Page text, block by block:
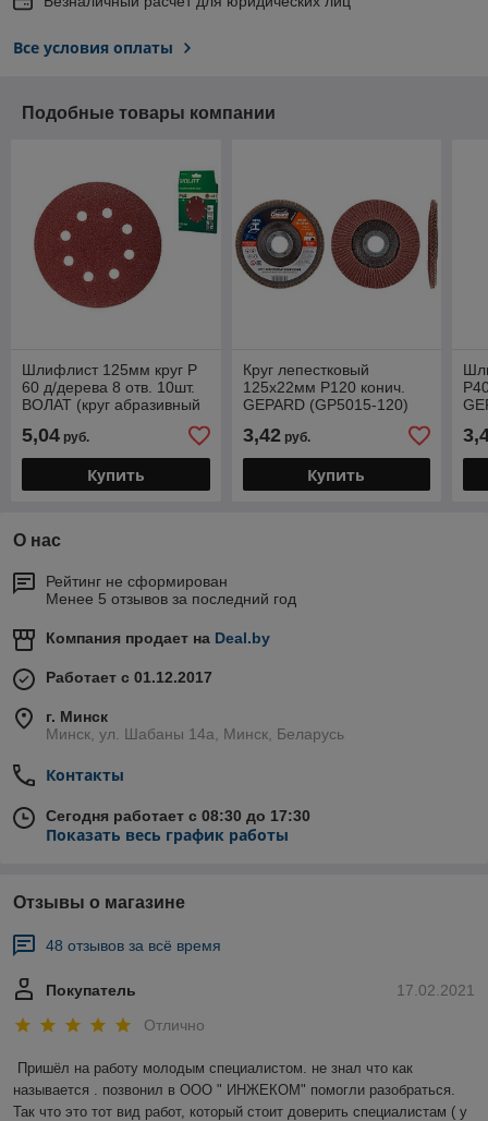
Все условия оплаты
Подобные товары компании
Шлифлист 125мм круг Р
60 д/дерева 8 отв. 10шт.
ВОЛАТ (круг абразивный
перфорированный)
5,04 руб.
Купить
Круг лепестковый
125х22мм P120 конич.
GEPARD (GP5015-120)
3,42руб.
Купить
О нас
Рейтинг не сформирован
Менее 5 отзывов за последний год
Компания продает на Deal.by
Работает с 01.12.2017
г. Минск
Минск, ул. Шабаны 14а, Минск, Беларусь
Контакты
Сегодня работает с 08:30 до 17:30
Показать весь график работы
Отзывы о магазине
48 отзывов за всё время
17.02.2021
Покупатель
Отлично
Пришёл на работу молодым специалистом. не знал что как
называется . позвонил в ООО " ИНЖЕКОМ" помогли разобраться.
Так что это тот вид работ, который стоит доверить специалистам ( у